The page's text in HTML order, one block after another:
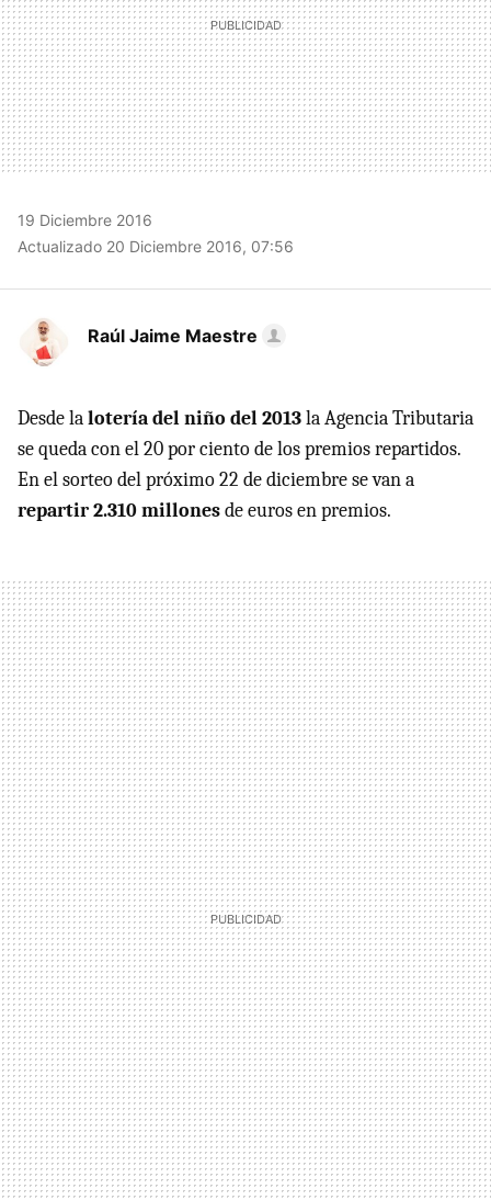
19 Diciembre 2016
Actualizado 20 Diciembre 2016, 07:56
Raúl Jaime Maestre
Desde lalotería del niño del 2013la Agencia Tributaria
se queda con el 20 por ciento de los premios repartidos.
En el sorteo del próximo 22 de diciembre se van a
repartir 2.310 millonesde euros en premios.